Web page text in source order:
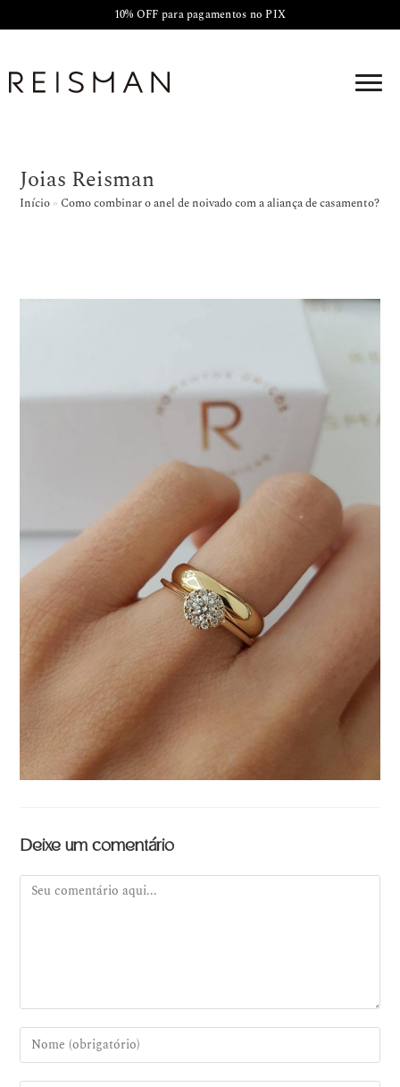
10% OFF para pagamentos no PIX
Joias Reisman
Início » Como combinar o anel de noivado com a aliança de casamento?
Deixe um comentário